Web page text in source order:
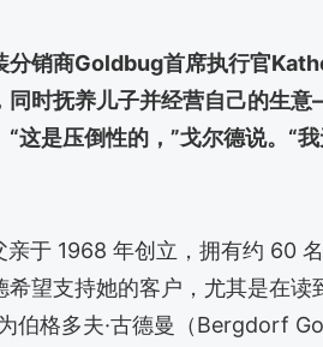
分销商Goldbug首席执行官
同时抚养儿子并经营自己的生
这是压倒性的，”戈尔德说。“
于 1968 年创立，拥有约 60
望支持她的客户，尤其是在读
伯格多夫·古德曼（Bergdorf